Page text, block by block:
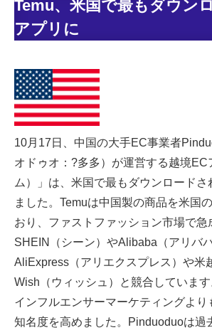
Temu、米国で最もダウン
アプリに
10月17日、中国の大手EC事業者
オドゥオ：?多多）が運営する越境EC
ム）」は、米国で最もダウンロードさ
ました。Temuは中国製の商品を米国
おり、ファストファッション市場で急
SHEIN（シーン）やAlibaba（アリバ
AliExpress（アリエクスプレス）や米
Wish（ウィッシュ）と競合していま
インフルエンサーマーケティングより
知名度を高めました。Pinduoduoは過